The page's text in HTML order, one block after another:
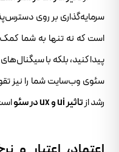
است که نه تنها به شما
پیدا کنید، بلکه با
سئوی وب‌سایت شما را نیز
رشد ازتاثیر ui و ux در سئو